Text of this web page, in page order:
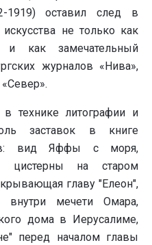
1919) оставил след в
искусства не только как
и как замечательный
журналов «Нива»,
технике литографии и
заставок в книге
вид Яффы с моря,
цистерны на старом
главу "Елеон",
мечети Омара,
дома в Иерусалиме,
перед началом главы